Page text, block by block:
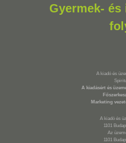
Gyermek-
A kiadó és
A kiadásért és
Marketing
A kiadó és
1101
Az
1101